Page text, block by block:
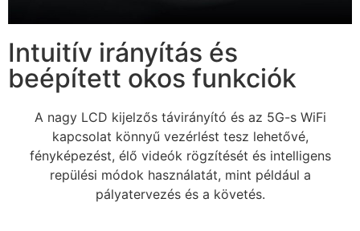
Intuitív irányítás és
beépített okos funkciók
A nagy LCD kijelzős távirányító és az 5G-s WiFi
kapcsolat könnyű vezérlést tesz lehetővé,
fényképezést, élő videók rögzítését és intelligens
repülési módok használatát, mint például a
pályatervezés és a követés.